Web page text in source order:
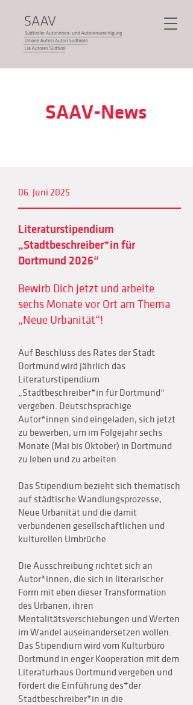
SAAV-News
06. Juni 2025
Literaturstipendium
„Stadtbeschreiber*in für
Dortmund 2026“
Bewirb Dich jetzt und arbeite
sechs Monate vor Ort am Thema
„Neue Urbanität“!
Auf Beschluss des Rates der Stadt
Dortmund wird jährlich das
Literaturstipendium
„Stadtbeschreiber*in für Dortmund“
vergeben. Deutschsprachige
Autor*innen sind eingeladen, sich jetzt
zu bewerben, um im Folgejahr sechs
Monate (Mai bis Oktober) in Dortmund
zu leben und zu arbeiten.
Das Stipendium bezieht sich thematisch
auf städtische Wandlungsprozesse,
Neue Urbanität und die damit
verbundenen gesellschaftlichen und
kulturellen Umbrüche.
Die Ausschreibung richtet sich an
Autor*innen, die sich in literarischer
Form mit eben dieser Transformation
des Urbanen, ihren
Mentalitätsverschiebungen und Werten
im Wandel auseinandersetzen wollen.
Das Stipendium wird vom Kulturbüro
Dortmund in enger Kooperation mit dem
Literaturhaus Dortmund vergeben und
fördert die Einführung des*der
Stadtbeschreiber*in in die